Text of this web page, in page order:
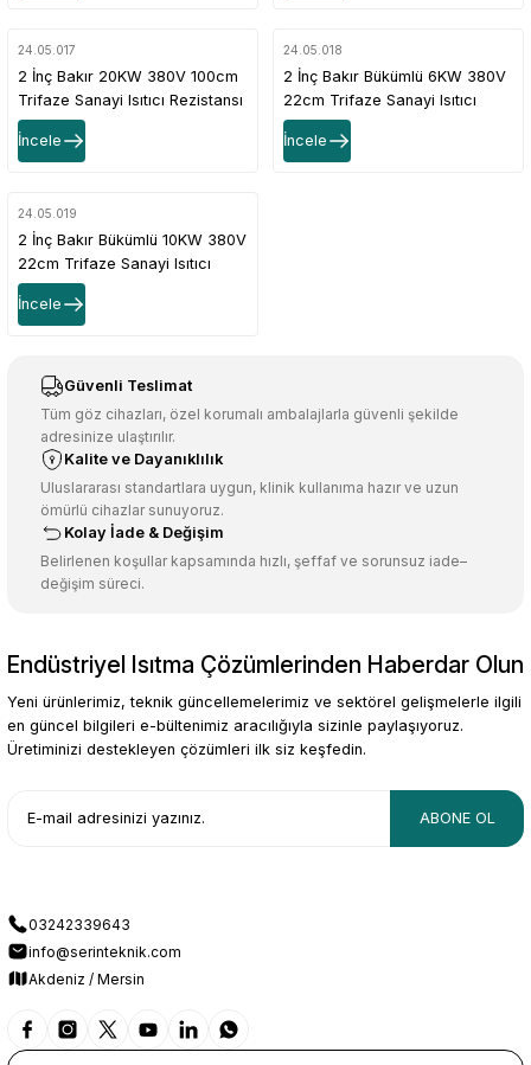
24.05.017
2 İnç Bakır 20KW 380V 100cm
Trifaze Sanayi Isıtıcı Rezistansı
İncele
24.05.018
2 İnç Bakır Bükümlü 6KW 380V
22cm Trifaze Sanayi Isıtıcı
Rezistansı
İncele
24.05.019
2 İnç Bakır Bükümlü 10KW 380V
22cm Trifaze Sanayi Isıtıcı
Rezistansı
İncele
Güvenli Teslimat
Tüm göz cihazları, özel korumalı ambalajlarla güvenli şekilde
adresinize ulaştırılır.
Kalite ve Dayanıklılık
Uluslararası standartlara uygun, klinik kullanıma hazır ve uzun
ömürlü cihazlar sunuyoruz.
Kolay İade & Değişim
Belirlenen koşullar kapsamında hızlı, şeffaf ve sorunsuz iade–
değişim süreci.
Endüstriyel Isıtma Çözümlerinden Haberdar Olun
Yeni ürünlerimiz, teknik güncellemelerimiz ve sektörel gelişmelerle ilgili
en güncel bilgileri e-bültenimiz aracılığıyla sizinle paylaşıyoruz.
Üretiminizi destekleyen çözümleri ilk siz keşfedin.
ABONE OL
03242339643
info@serinteknik.com
Akdeniz / Mersin